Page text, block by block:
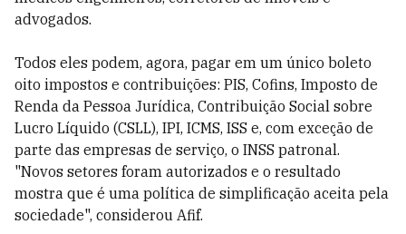
advogados.
Todos eles podem, agora, pagar em um único boleto
oito impostos e contribuições: PIS, Cofins, Imposto de
Renda da Pessoa Jurídica, Contribuição Social sobre
Lucro Líquido (CSLL), IPI, ICMS, ISS e, com exceção de
parte das empresas de serviço, o INSS patronal.
"Novos setores foram autorizados e o resultado
mostra que é uma política de simplificação aceita pela
sociedade", considerou Afif.